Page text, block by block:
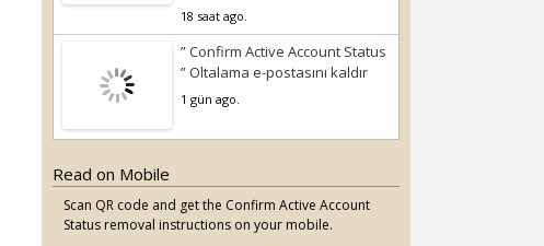
18 saat ago.
” Confirm Active Account Status
” Oltalama e-postasını kaldır
1 gün ago.
Read on Mobile
Scan QR code and get the Confirm Active Account
Status removal instructions on your mobile.